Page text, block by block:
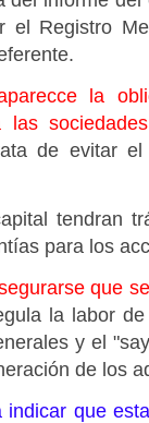
el Registro
la
las
de evitar
tendran
para los
que
la labor
y el
de los
indicar que